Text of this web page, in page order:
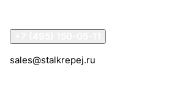
sales@stalkrepej.ru